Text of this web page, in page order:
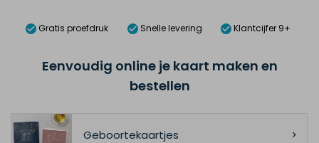
Gratis proefdruk Klantcijfer 9+
Snelle levering
Eenvoudig online je kaart maken en
bestellen
Geboortekaartjes